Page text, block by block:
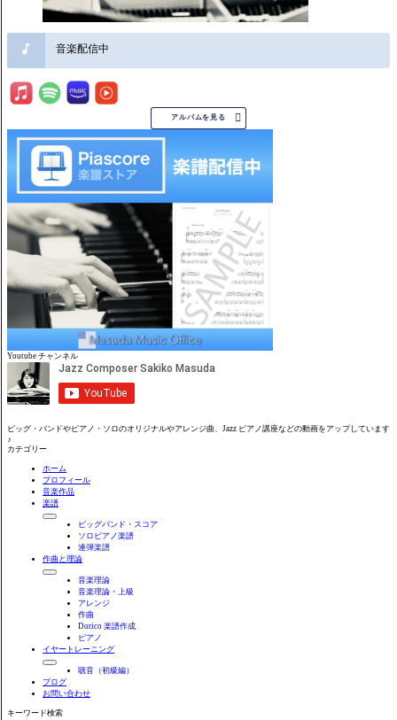
音楽配信中
アルバムを見る 
Youtube チャンネル
ビッグ・バンドやピアノ・ソロのオリジナルやアレンジ曲、Jazz ピアノ講座などの動画をアップしています
♪
カテゴリー
ホーム
プロフィール
音楽作品
楽譜
ビッグバンド・スコア
ソロピアノ楽譜
連弾楽譜
作曲と理論
音楽理論
音楽理論・上級
アレンジ
作曲
Dorico 楽譜作成
ピアノ
イヤートレーニング
聴音（初級編）
ブログ
お問い合わせ
キーワード検索